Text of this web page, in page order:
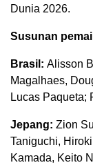
Dunia 2026.
Susunan
Brasil: Alisson
Magalhaes,
Lucas Paqueta;
Jepang: Zion
Taniguchi,
Kamada, Keito